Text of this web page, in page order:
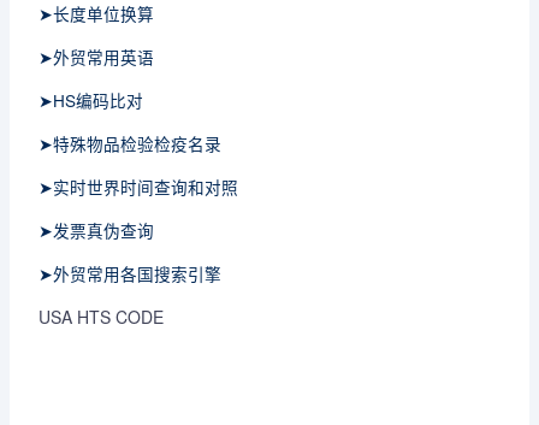
➤长度单位换算
➤外贸常用英语
➤HS编码比对
➤特殊物品检验检疫名录
➤实时世界时间查询和对照
➤发票真伪查询
➤外贸常用各国搜索引擎
USA HTS CODE